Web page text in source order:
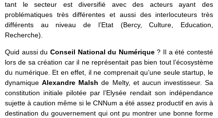
tant le secteur est diversifié avec des acteurs ayant des
problématiques très différentes et aussi des interlocuteurs très
différents au niveau de l’Etat (Bercy, Culture, Education,
Recherche).
Quid aussi du Conseil National du Numérique? Il a été contesté
lors de sa création car il ne représentait pas bien tout l’écosystème
du numérique. Et en effet, il ne comprenait qu’une seule startup, le
dynamiqueAlexandre Malshde Melty, et aucun investisseur. Sa
constitution initiale pilotée par l’Elysée rendait son indépendance
sujette à caution même si le CNNum a été assez productif en avis à
destination du gouvernement qui ont pu montrer une bonne forme